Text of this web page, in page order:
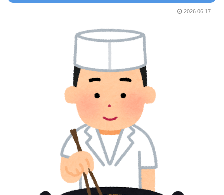
2026.06.17